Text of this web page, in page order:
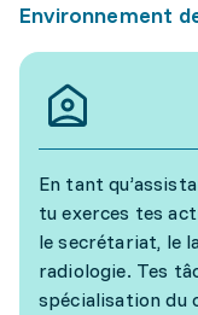
Environnement
En tant
tu exerces tes
le secrétariat, le
radiologie. Tes
spécialisation du